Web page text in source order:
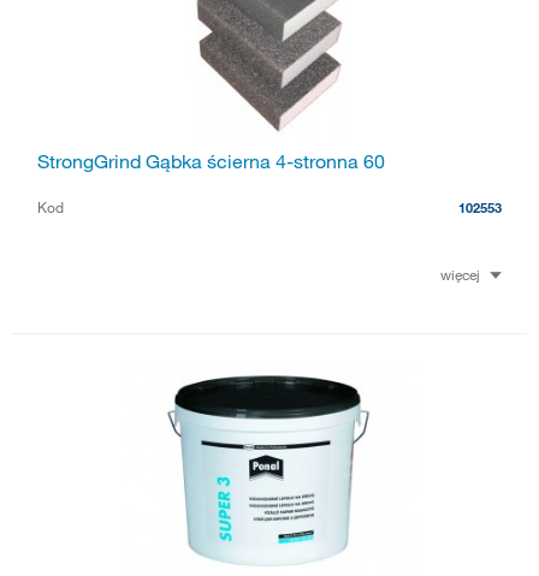
StrongGrind Gąbka ścierna 4-stronna 60
Kod 102553
więcej